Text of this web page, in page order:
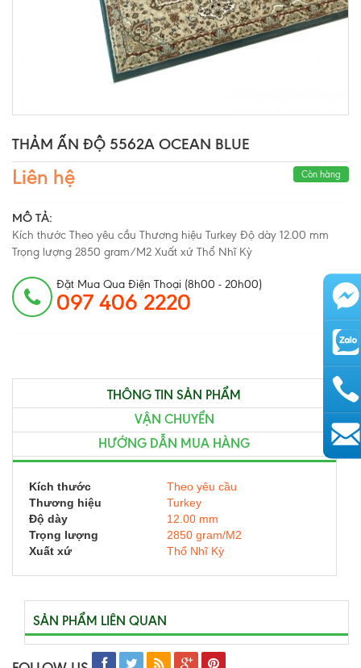
THẢM ẤN ĐỘ 5562A OCEAN BLUE
Liên hệ Còn hàng
MÔ TẢ:
Kích thước Theo yêu cầu Thương hiệu Turkey Độ dày 12.00 mm
Trọng lượng 2850 gram/M2 Xuất xứ Thổ Nhĩ Kỳ
Đặt Mua Qua Điện Thoại (8h00 - 20h00)
097 406 2220
THÔNG TIN SẢN PHẨM
VẬN CHUYỂN
HƯỚNG DẪN MUA HÀNG
Kích thước
Theo yêu cầu
Thương hiệu
Turkey
Độ dày
12.00 mm
Trọng lượng
2850 gram/M2
Xuất xứ
Thổ Nhĩ Kỳ
SẢN PHẨM LIÊN QUAN